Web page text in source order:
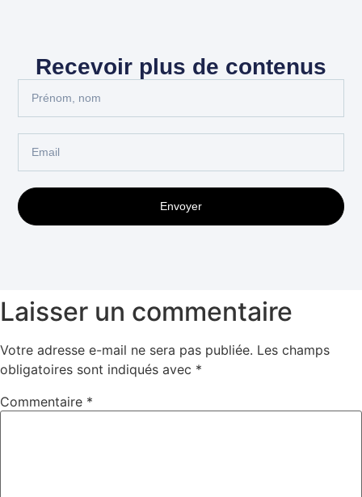
Recevoir plus de contenus
Envoyer
Laisser un commentaire
Votre adresse e-mail ne sera pas publiée. Les champs
obligatoires sont indiqués avec *
Commentaire *